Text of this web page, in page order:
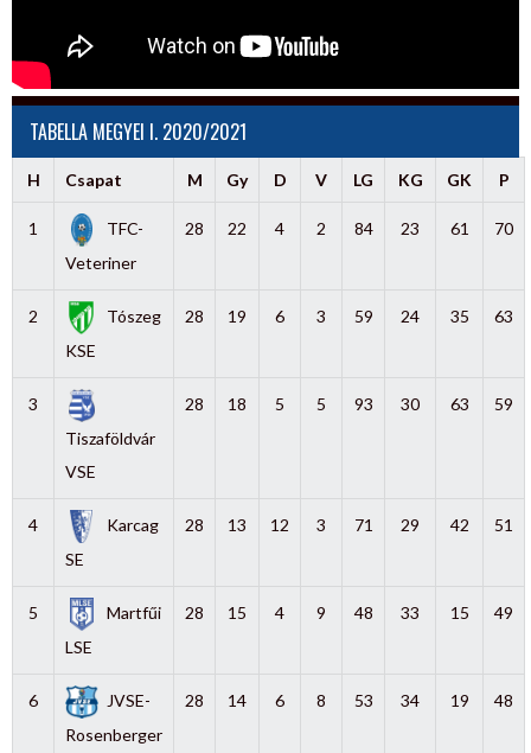
TABELLA MEGYEI I. 2020/2021
H Csapat M Gy D V LG KG GK P
1
TFC-
Veteriner
28 22 4 2 84 23 61 70
2
Tószeg
KSE
28 19 6 3 59 24 35 63
3
Tiszaföldvár
VSE
28 18 5 5 93 30 63 59
4
Karcag
SE
28 13 12 3 71 29 42 51
5
Martfűi
LSE
28 15 4 9 48 33 15 49
6
JVSE-
Rosenberger
28 14 6 8 53 34 19 48